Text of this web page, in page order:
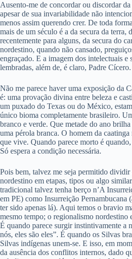
Ausento-me de concordar ou discordar
apesar de sua invariabilidade não
menos assim querendo crer. De toda
mais de um século é a da secura da terra,
recentemente para alguns, da secura do
nordestino, quando não cansado,
engraçado. E a imagem dos intelectuais e
lembradas, além de, é claro, Padre Cícero.
Não me parece haver uma exposição da
é: uma provação divina entre beleza e
um puxado do Texas ou do México,
único bioma completamente brasileiro.
branco e verde. Que metade do ano
uma pérola branca. O homem da
que vive. Quando parece morto é
Só espera a condição necessária.
Pois bem, talvez me seja permitido dividir
nordestino em etapas, tipos ou algo
tradicional talvez tenha berço n’A
em PE) como Insurreição Pernambucana
ter sido apenas lá). Aqui temos o bravio
mesmo tempo; o regionalismo nordestino
É quando parece surgir instintivamente a
nós, eles são eles”. É quando os Silvas
Silvas indígenas unem-se. E isso, em
da ausência dos conflitos internos, dado